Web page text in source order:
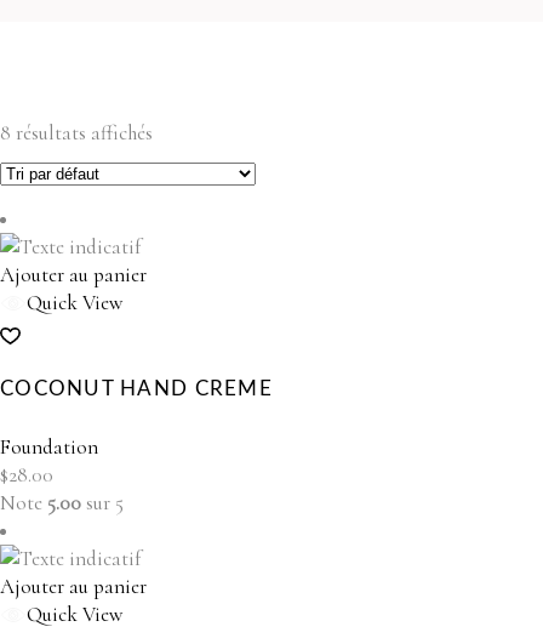
8 résultats affichés
Ajouter au panier
Quick View
COCONUT HAND CREME
Foundation
$28.00
Note 5.00 sur 5
Ajouter au panier
Quick View